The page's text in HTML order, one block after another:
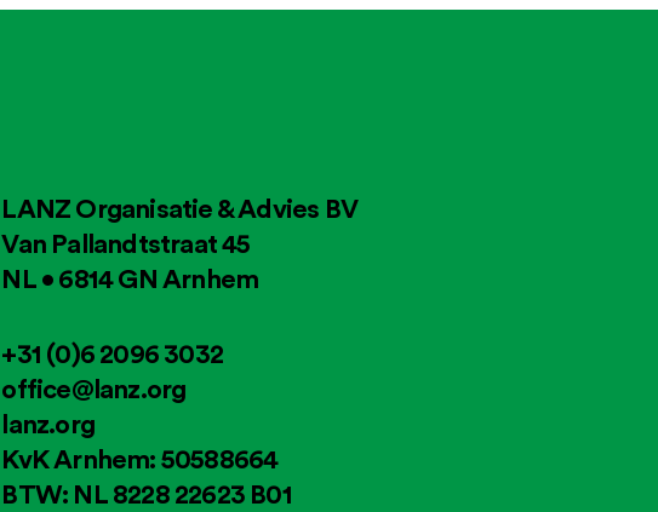
LANZ Organisatie & Advies BV
Van Pallandtstraat 45
NL • 6814 GN Arnhem
+31 (0)6 2096 3032
office@lanz.org
lanz.org
KvK Arnhem: 50588664
BTW: NL 8228 22623 B01